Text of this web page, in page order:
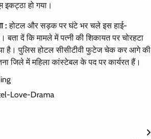
इकट्ठा हो गया।
: होटल और सड़क पर घंटे भर चले इस हाई-
बता दें कि मामले में पत्नी की शिकायत पर चोरहटा
है। पुलिस होटल सीसीटीवी फुटेज चेक कर आगे की
जिले में महिला कांस्टेबल के पद पर कार्यरत हैं।
Love-Drama